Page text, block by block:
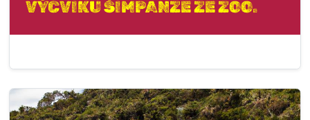
VÝCVIKU ŠIMPANZE ZE ZOO.